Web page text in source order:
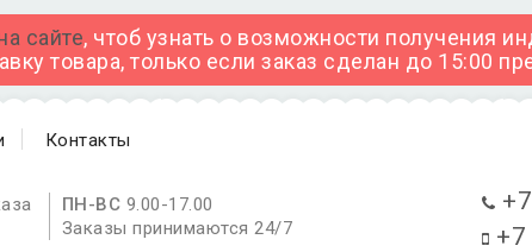
сайте, чтоб узнать о возможности получения
товара, только если заказ сделан до 15:00
Контакты
ПН-ВС 9.00-17.00
Заказы принимаются 24/7
+7